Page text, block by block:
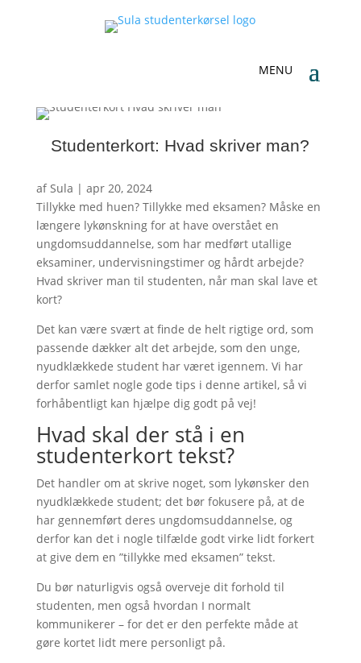
Studenterkort: Hvad skriver man?
afSula | apr 20, 2024
Tillykke med huen? Tillykke med eksamen? Måske en
længere lykønskning for at have overstået en
ungdomsuddannelse, som har medført utallige
eksaminer, undervisningstimer og hårdt arbejde?
Hvad skriver man til studenten, når man skal lave et
kort?
Det kan være svært at finde de helt rigtige ord, som
passende dækker alt det arbejde, som den unge,
nyudklækkede student har været igennem. Vi har
derfor samlet nogle gode tips i denne artikel, så vi
forhåbentligt kan hjælpe dig godt på vej!
Hvad skal der stå i en
studenterkort tekst?
Det handler om at skrive noget, som lykønsker den
nyudklækkede student; det bør fokusere på, at de
har gennemført deres ungdomsuddannelse, og
derfor kan det i nogle tilfælde godt virke lidt forkert
at give dem en ”tillykke med eksamen” tekst.
Du bør naturligvis også overveje dit forhold til
studenten, men også hvordan I normalt
kommunikerer – for det er den perfekte måde at
gøre kortet lidt mere personligt på.